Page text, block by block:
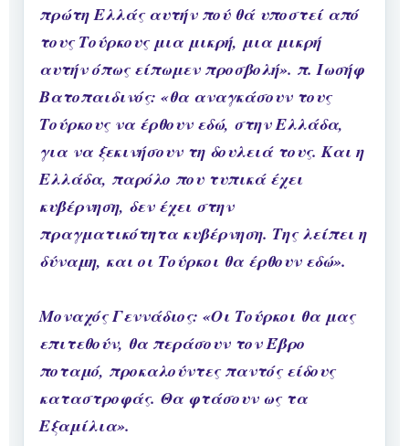
πρώτη Ελλάς αυτήν πού θά υποστεί από
τους Τούρκους μια μικρή, μια μικρή
αυτήν όπως είπωμεν προσβολή». π. Ιωσήφ
Βατοπαιδινός: «θα αναγκάσουν τους
Τούρκους να έρθουν εδώ, στην Ελλάδα,
για να ξεκινήσουν τη δουλειά τους. Και η
Ελλάδα, παρόλο που τυπικά έχει
κυβέρνηση, δεν έχει στην
πραγματικότητα κυβέρνηση. Της λείπει η
δύναμη, και οι Τούρκοι θα έρθουν εδώ».
Μοναχός Γεννάδιος: «Οι Τούρκοι θα μας
επιτεθούν, θα περάσουν τον Έβρο
ποταμό, προκαλούντες παντός είδους
καταστροφάς. Θα φτάσουν ως τα
Εξαμίλια».